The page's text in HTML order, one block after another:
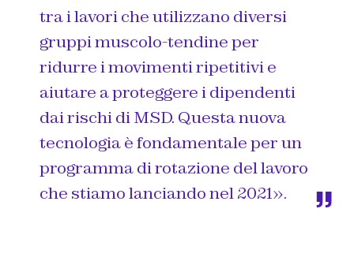
tra i lavori che utilizzano diversi
gruppi muscolo-tendine per
ridurre i movimenti ripetitivi e
aiutare a proteggere i dipendenti
dai rischi di MSD. Questa nuova
tecnologia è fondamentale per un
programma di rotazione del lavoro
che stiamo lanciando nel 2021».